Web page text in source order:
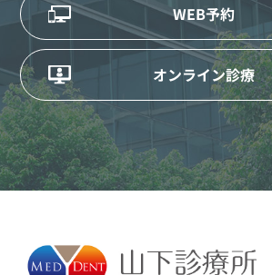
WEB予約
オンライン診療